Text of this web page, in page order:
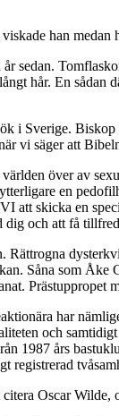
han medan
sedan.
hår. En
i Sverige.
vi säger att
över av
en
att skicka en
och att få
Såna som
har
och
1987 års
Oscar